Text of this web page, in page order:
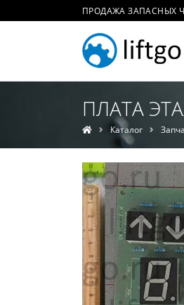
ПРОДАЖА ЗАПАСНЫХ
ПЛАТА
Каталог